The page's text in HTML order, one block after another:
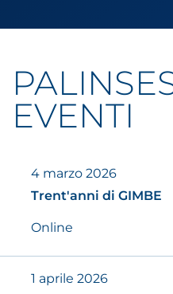
EVENTI
4 marzo 2026
Trent'anni di GIMBE
Online
1 aprile 2026